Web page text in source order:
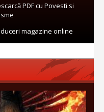
PDF cu Povesti si
magazine online